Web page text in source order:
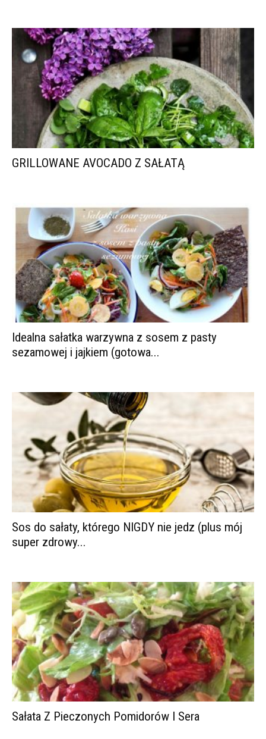
GRILLOWANE AVOCADO Z SAŁATĄ
Idealna sałatka warzywna z sosem z pasty
sezamowej i jajkiem (gotowa...
Sos do sałaty, którego NIGDY nie jedz (plus mój
super zdrowy...
Sałata Z Pieczonych Pomidorów I Sera